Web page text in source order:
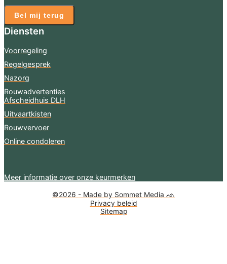
Bel mij terug
Diensten
Voorregeling
Regelgesprek
Nazorg
Rouwadvertenties
Afscheidhuis DLH
Uitvaartkisten
Rouwvervoer
Online condoleren
Meer informatie over onze keurmerken
©2026 - Made by Sommet Media ᨒ
Privacy beleid
Sitemap